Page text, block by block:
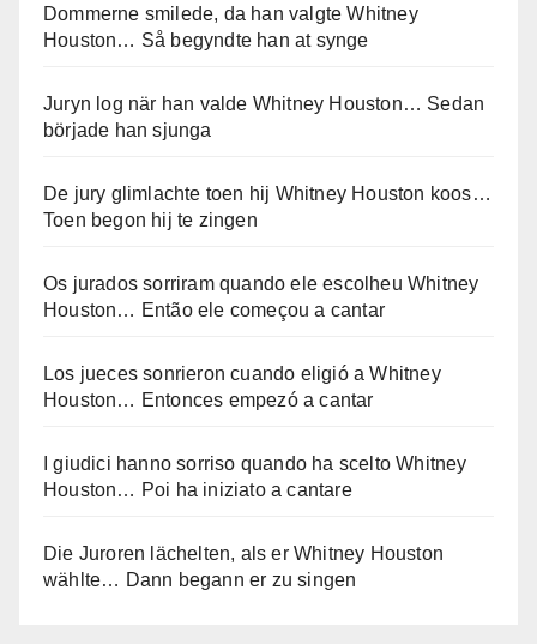
Dommerne smilede, da han valgte Whitney
Houston… Så begyndte han at synge
Juryn log när han valde Whitney Houston… Sedan
började han sjunga
De jury glimlachte toen hij Whitney Houston koos…
Toen begon hij te zingen
Os jurados sorriram quando ele escolheu Whitney
Houston… Então ele começou a cantar
Los jueces sonrieron cuando eligió a Whitney
Houston… Entonces empezó a cantar
I giudici hanno sorriso quando ha scelto Whitney
Houston… Poi ha iniziato a cantare
Die Juroren lächelten, als er Whitney Houston
wählte… Dann begann er zu singen